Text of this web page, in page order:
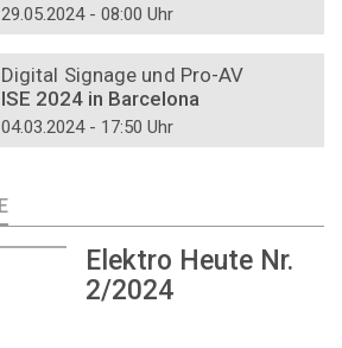
29.05.2024 - 08:00 Uhr
Digital Signage und Pro-AV
ISE 2024 in Barcelona
04.03.2024 - 17:50 Uhr
Elektro Heute Nr.
2/2024